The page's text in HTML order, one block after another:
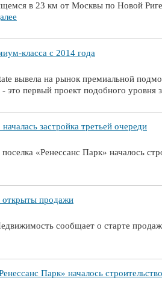
в 23 км от Москвы по Новой
класса с 2014 года
вывела на рынок премиальной
это первый проект подобного уровня
застройка третьей очереди
«Ренессанс Парк» началось
открыты продажи
сообщает о старте продаж
Парк» началось